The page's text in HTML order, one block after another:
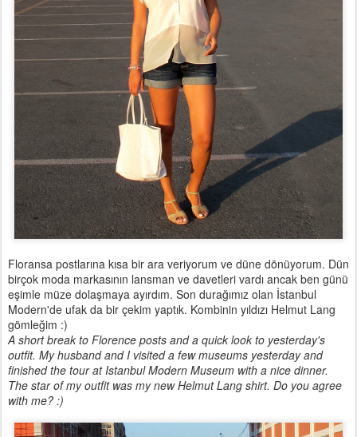
Floransa postlarına kısa bir ara veriyorum ve düne dönüyorum. Dün
birçok moda markasının lansman ve davetleri vardı ancak ben günü
eşimle müze dolaşmaya ayırdım. Son durağımız olan İstanbul
Modern'de ufak da bir çekim yaptık. Kombinin yıldızı Helmut Lang
gömleğim :)
A short break to Florence posts and a quick look to yesterday's
outfit. My husband and I visited a few museums yesterday and
finished the tour at Istanbul Modern Museum with a nice dinner.
The star of my outfit was my new Helmut Lang shirt. Do you agree
with me? :)